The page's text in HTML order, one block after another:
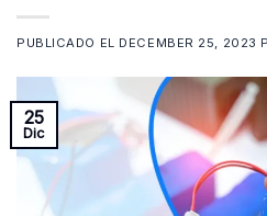
PUBLICADO EL DECEMBER 25, 2023
25
Dic